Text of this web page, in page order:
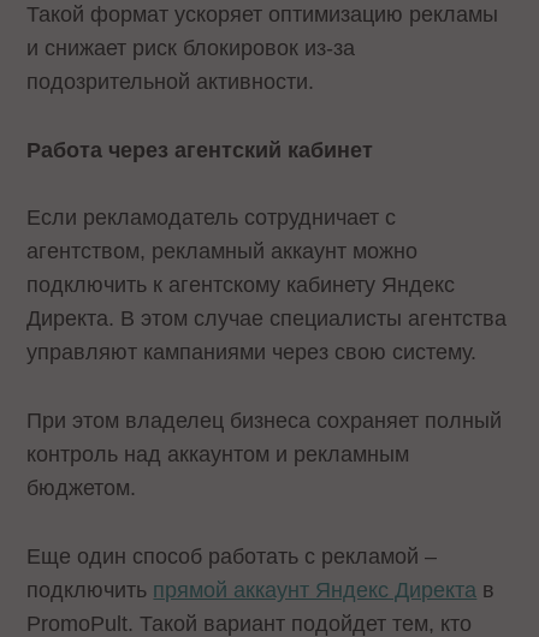
Такой формат ускоряет оптимизацию рекламы
и снижает риск блокировок из-за
подозрительной активности.
Работа через агентский кабинет
Если рекламодатель сотрудничает с
агентством, рекламный аккаунт можно
подключить к агентскому кабинету Яндекс
Директа. В этом случае специалисты агентства
управляют кампаниями через свою систему.
При этом владелец бизнеса сохраняет полный
контроль над аккаунтом и рекламным
бюджетом.
Еще один способ работать с рекламой –
подключить прямой аккаунт Яндекс Директа в
PromoPult. Такой вариант подойдет тем, кто